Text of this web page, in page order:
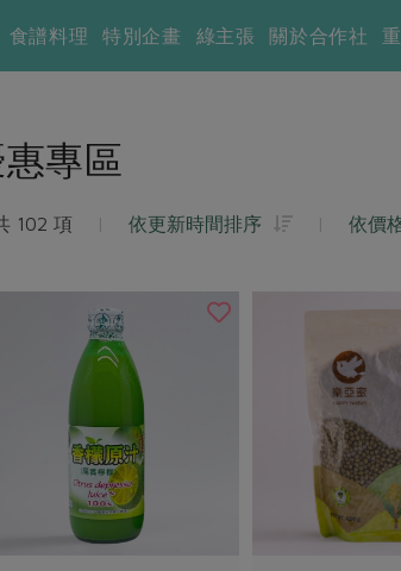
食譜料理 特別企畫 綠主張 關於合作社
專區
102 項 | 依更新時間排序 | 依價